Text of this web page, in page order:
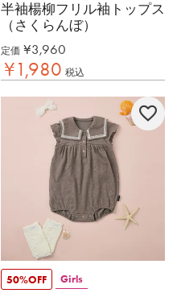
半袖楊柳フリル袖トップス
（さくらんぼ）
定価 ¥3,960
¥1,980 税込
50%OFF Girls